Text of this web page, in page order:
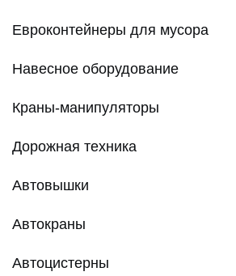
Евроконтейнеры для мусора
Навесное оборудование
Краны-манипуляторы
Дорожная техника
Автовышки
Автокраны
Автоцистерны